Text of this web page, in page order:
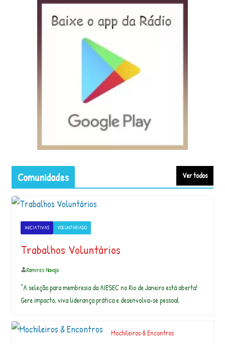
Comunidades Ver todos
INICIATIVAS VOLUNTARIADO
Trabalhos Voluntários
Ramires Navajo
“A seleção para membresia da AIESEC no Rio de Janeiro está aberta!
Gere impacto, viva liderança prática e desenvolva-se pessoal
Mochileiros & Encontros